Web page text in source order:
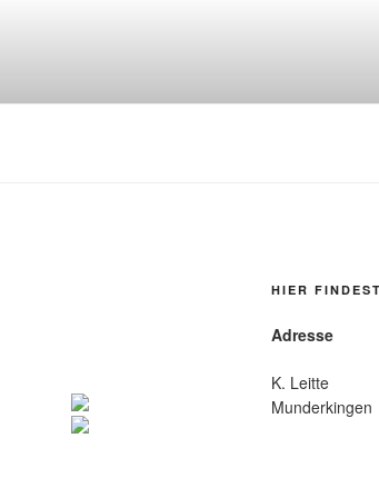
HIER
Adresse
K. Leitte
Munderkingen